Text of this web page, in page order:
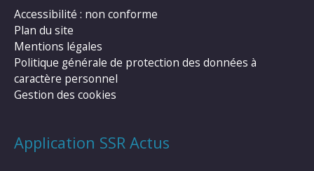
Accessibilité : non conforme
Plan du site
Mentions légales
Politique générale de protection des données à
caractère personnel
Gestion des cookies
Application SSR Actus